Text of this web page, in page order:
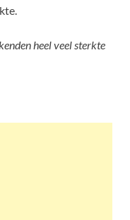
heel veel sterkte